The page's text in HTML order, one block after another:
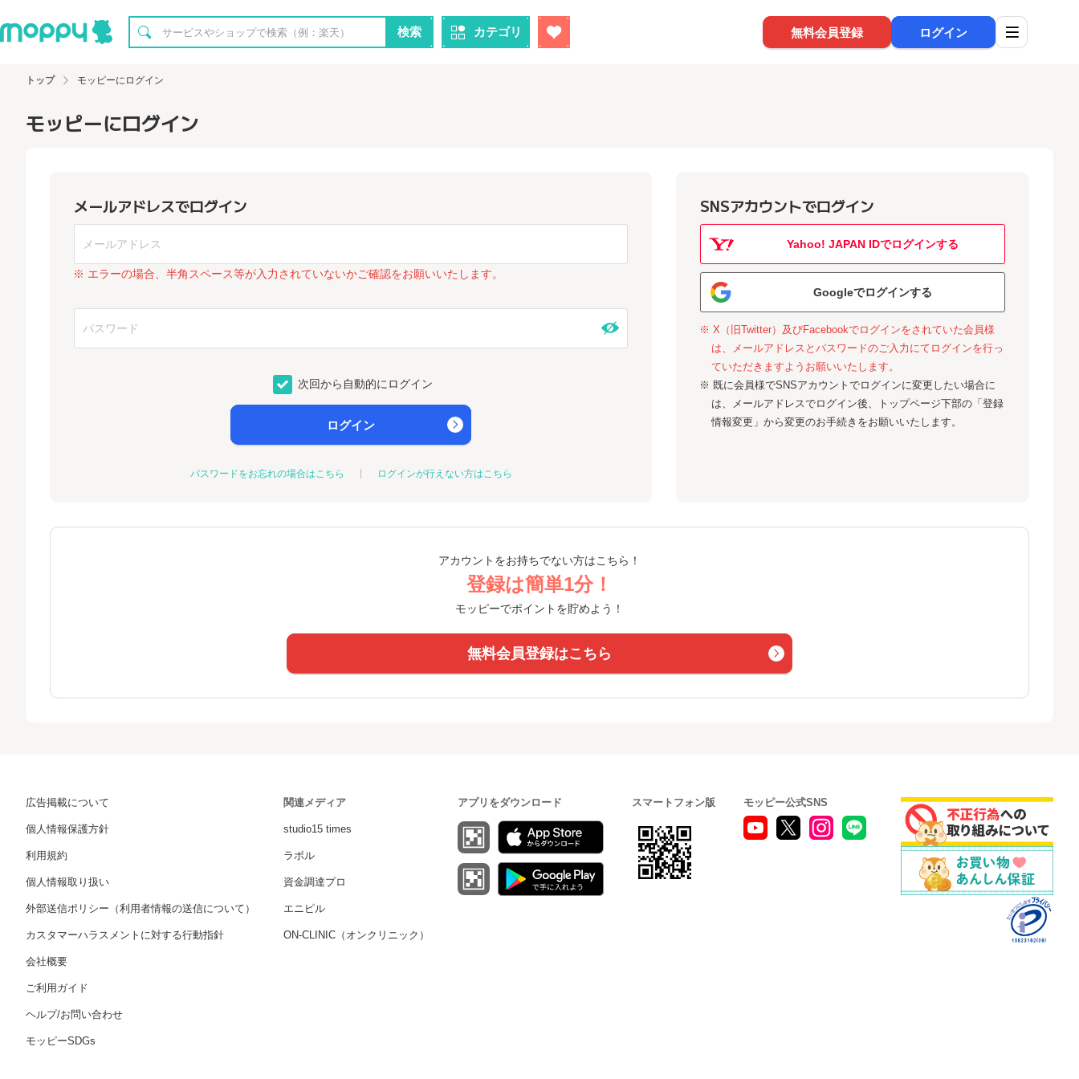
検索 カテゴリ 無料会員登録 ログイン
トップ モッピーにログイン
モッピーにログイン
メールアドレスでログイン
※ エラーの場合、半角スペース等が入力されていないかご確認をお願いいたします。
次回から自動的にログイン
ログイン
パスワードをお忘れの場合はこちら ログインが行えない方はこちら
SNSアカウントでログイン
Yahoo! JAPAN IDでログインする
Googleでログインする
※ X（旧Twitter）及びFacebookでログインをされていた会員様
は、メールアドレスとパスワードのご入力にてログインを行っ
ていただきますようお願いいたします。
※ 既に会員様でSNSアカウントでログインに変更したい場合に
は、メールアドレスでログイン後、トップページ下部の「登録
情報変更」から変更のお手続きをお願いいたします。
アカウントをお持ちでない方はこちら！
登録は簡単1分！
モッピーでポイントを貯めよう！
無料会員登録はこちら
広告掲載について
個人情報保護方針
利用規約
個人情報取り扱い
外部送信ポリシー（利用者情報の送信について）
カスタマーハラスメントに対する行動指針
会社概要
ご利用ガイド
ヘルプ/お問い合わせ
モッピーSDGs
関連メディア
studio15 times
ラボル
資金調達プロ
エニピル
ON-CLINIC（オンクリニック）
アプリをダウンロード スマートフォン版 モッピー公式SNS